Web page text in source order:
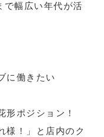
で幅広い年代が活
に働きたい
形ポジション！
様！」と店内のク